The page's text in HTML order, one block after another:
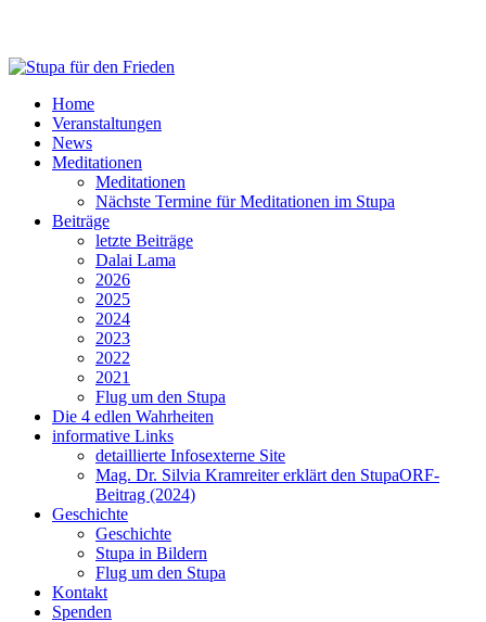
Home
Veranstaltungen
News
Meditationen
Meditationen
Nächste Termine für Meditationen im Stupa
Beiträge
letzte Beiträge
Dalai Lama
2026
2025
2024
2023
2022
2021
Flug um den Stupa
Die 4 edlen Wahrheiten
informative Links
detaillierte Infosexterne Site
Mag. Dr. Silvia Kramreiter erklärt den StupaORF-
Beitrag (2024)
Geschichte
Geschichte
Stupa in Bildern
Flug um den Stupa
Kontakt
Spenden